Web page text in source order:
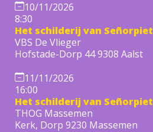
10/11/2026
8:30
Het schilderij van Señorpiet
VBS De Vlieger
Hofstade-Dorp 44 9308 Aalst
11/11/2026
16:00
Het schilderij van Señorpiet
THOG Massemen
Kerk, Dorp 9230 Massemen